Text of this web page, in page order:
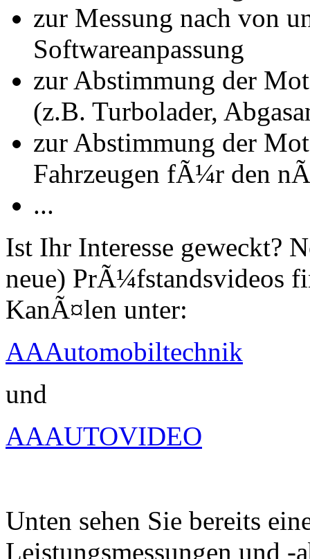
zur Messung nach von
Softwareanpassung
zur Abstimmung der
(z.B. Turbolader,
zur Abstimmung der
Fahrzeugen fÃ¼r den
...
Ist Ihr Interesse geweckt?
neue) PrÃ¼fstandsvideos
KanÃ¤len unter:
AAAutomobiltechnik
und
AAAUTOVIDEO
Unten sehen Sie bereits
Leistungsmessungen und -